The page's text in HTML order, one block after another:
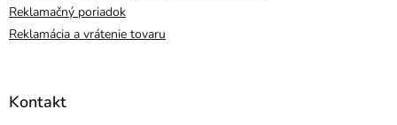
Reklamačný poriadok
Reklamácia a vrátenie tovaru
Kontakt